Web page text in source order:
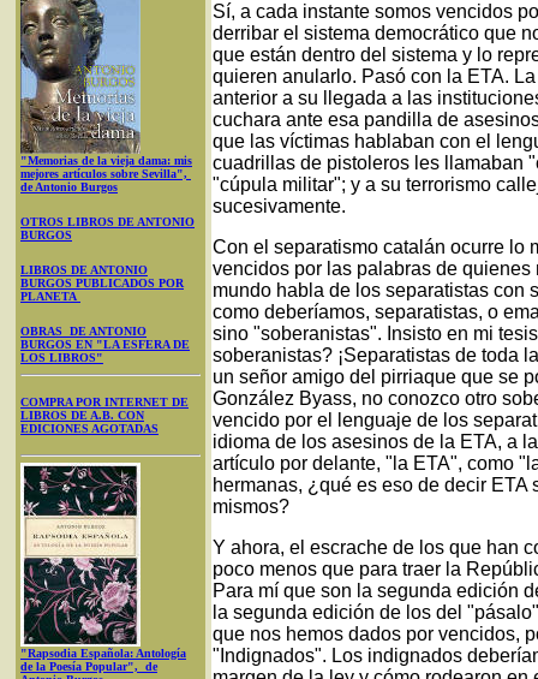
"Memorias de la vieja dama: mis
mejores artículos sobre Sevilla",
de Antonio Burgos
OTROS LIBROS DE ANTONIO
BURGOS
LIBROS DE ANTONIO
BURGOS PUBLICADOS POR
PLANETA
OBRAS DE ANTONIO
BURGOS EN "LA ESFERA DE
LOS LIBROS"
COMPRA POR INTERNET DE
LIBROS DE A.B. CON
EDICIONES AGOTADAS
"Rapsodia Española: Antología
de la Poesía Popular", de
Sí, a cada instante somos vencidos
derribar el sistema democrático que
que están dentro del sistema y lo
quieren anularlo. Pasó con la ETA.
anterior a su llegada a las
cuchara ante esa pandilla de
que las víctimas hablaban con el
cuadrillas de pistoleros les llamaban
"cúpula militar"; y a su terrorismo
sucesivamente.
Con el separatismo catalán ocurre lo
vencidos por las palabras de
mundo habla de los separatistas con
como deberíamos, separatistas, o
sino "soberanistas". Insisto en mi
soberanistas? ¡Separatistas de toda
un señor amigo del pirriaque que se
González Byass, no conozco otro
vencido por el lenguaje de los
idioma de los asesinos de la ETA, a
artículo por delante, "la ETA", como
hermanas, ¿qué es eso de decir
mismos?
Y ahora, el escrache de los que han
poco menos que para traer la
Para mí que son la segunda edición
la segunda edición de los del
que nos hemos dados por vencidos,
"Indignados". Los indignados